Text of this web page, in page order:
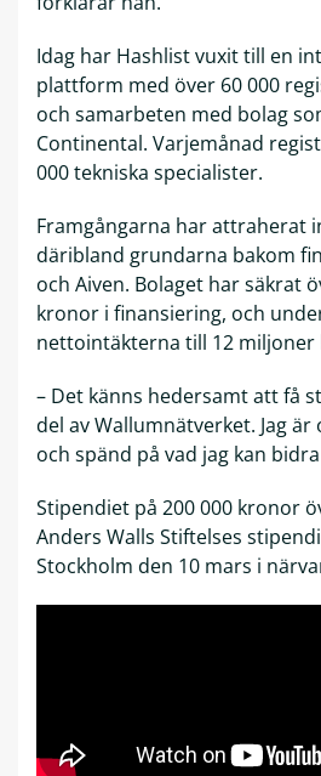
Idag har Hashlist vuxit till en
plattform med över 60 000
och samarbeten med bolag
Continental. Varjemånad
000 tekniska specialister.
Framgångarna har attraherat
däribland grundarna bakom
och Aiven. Bolaget har säkrat
kronor i finansiering, och
nettointäkterna till 12 miljoner
– Det känns hedersamt att få
del av Wallumnätverket. Jag
och spänd på vad jag kan
Stipendiet på 200 000 kronor
Anders Walls Stiftelses
Stockholm den 10 mars i